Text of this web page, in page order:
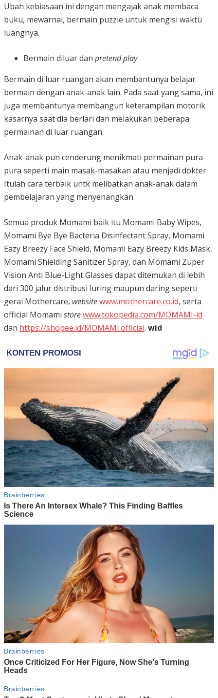
Ubah kebiasaan ini dengan mengajak anak membaca
buku, mewarnai, bermain puzzle untuk mengisi waktu
luangnya.
Bermain diluar dan pretend play
Bermain di luar ruangan akan membantunya belajar
bermain dengan anak-anak lain. Pada saat yang sama, ini
juga membantunya membangun keterampilan motorik
kasarnya saat dia berlari dan melakukan beberapa
permainan di luar ruangan.
Anak-anak pun cenderung menikmati permainan pura-
pura seperti main masak-masakan atau menjadi dokter.
Itulah cara terbaik untk melibatkan anak-anak dalam
pembelajaran yang menyenangkan.
Semua produk Momami baik itu Momami Baby Wipes,
Momami Bye Bye Bacteria Disinfectant Spray, Momami
Eazy Breezy Face Shield, Momami Eazy Breezy Kids Mask,
Momami Shielding Sanitizer Spray, dan Momami Zuper
Vision Anti Blue-Light Glasses dapat ditemukan di lebih
dari 300 jalur distribusi luring maupun daring seperti
gerai Mothercare, websitewww.mothercare.co.id, serta
official Momami storewww.tokopedia.com/MOMAMI-id
dan https://shopee.id/MOMAMI.official. wid